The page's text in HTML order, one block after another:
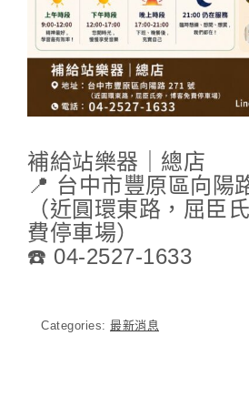
補給站樂器｜總店
📍 台中市豐原區向陽
（近圓環東路，屈臣
費停車場）
☎️ 04-2527-1633
Categories: 最新消息